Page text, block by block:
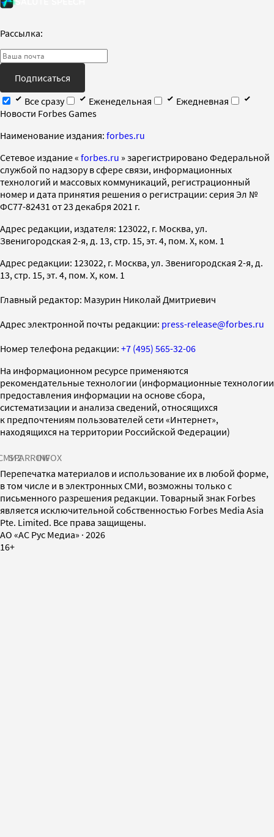
Рассылка:
Подписаться
Все сразу
Еженедельная
Ежедневная
Новости Forbes Games
Наименование издания: forbes.ru
Cетевое издание « forbes.ru » зарегистрировано Федеральной
службой по надзору в сфере связи, информационных
технологий и массовых коммуникаций, регистрационный
номер и дата принятия решения о регистрации: серия Эл №
ФС77-82431 от 23 декабря 2021 г.
Адрес редакции, издателя: 123022, г. Москва, ул.
Звенигородская 2-я, д. 13, стр. 15, эт. 4, пом. X, ком. 1
Адрес редакции: 123022, г. Москва, ул. Звенигородская 2-я, д.
13, стр. 15, эт. 4, пом. X, ком. 1
Главный редактор: Мазурин Николай Дмитриевич
Адрес электронной почты редакции: press-release@forbes.ru
Номер телефона редакции: +7 (495) 565-32-06
На информационном ресурсе применяются
рекомендательные технологии (информационные технологии
предоставления информации на основе сбора,
систематизации и анализа сведений, относящихся
к предпочтениям пользователей сети «Интернет»,
находящихся на территории Российской Федерации)
SPARROWINFOX
Перепечатка материалов и использование их в любой форме,
в том числе и в электронных СМИ, возможны только с
письменного разрешения редакции. Товарный знак Forbes
является исключительной собственностью Forbes Media Asia
Pte. Limited. Все права защищены.
AO «АС Рус Медиа» · 2026
16+